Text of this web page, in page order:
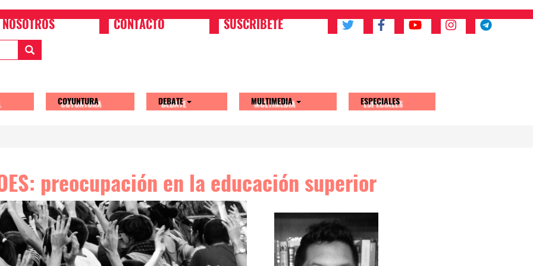
NOSOTROS CONTACTO SUSCRIBETE
COYUNTURA DEBATE MULTIMEDIA ESPECIALES
preocupación en la educación superior